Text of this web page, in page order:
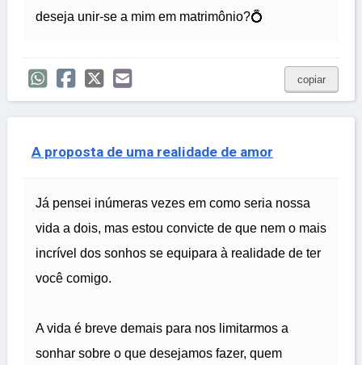
deseja unir-se a mim em matrimônio?💍
copiar
A proposta de uma realidade de amor
Já pensei inúmeras vezes em como seria nossa
vida a dois, mas estou convicte de que nem o mais
incrível dos sonhos se equipara à realidade de ter
você comigo.
A vida é breve demais para nos limitarmos a
sonhar sobre o que desejamos fazer, quem